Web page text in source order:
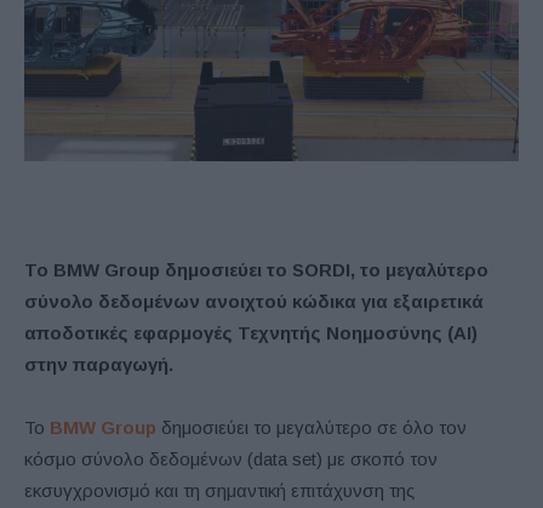
Το BMW Group δημοσιεύει το SORDI, το μεγαλύτερο
σύνολο δεδομένων ανοιχτού κώδικα για εξαιρετικά
αποδοτικές εφαρμογές Τεχνητής Νοημοσύνης (ΑΙ)
στην παραγωγή.
Το BMW Group δημοσιεύει το μεγαλύτερο σε όλο τον
κόσμο σύνολο δεδομένων (data set) με σκοπό τον
εκσυγχρονισμό και τη σημαντική επιτάχυνση της